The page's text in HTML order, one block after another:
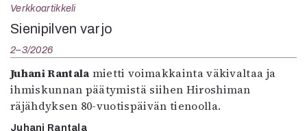
Verkkoartikkeli
Sienipilven varjo
2–3/2026
Juhani Rantala mietti voimakkainta väkivaltaa ja
ihmiskunnan päätymistä siihen Hiroshiman
räjähdyksen 80-vuotispäivän tienoolla.
Juhani Rantala